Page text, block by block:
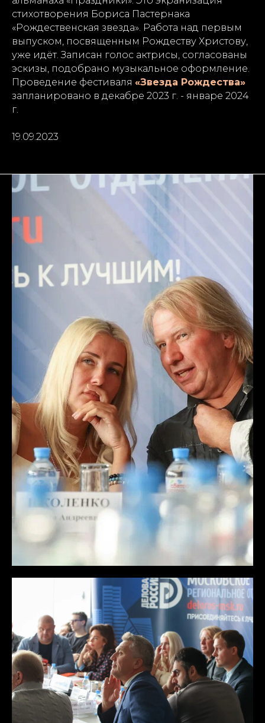
стихотворения Бориса Пастернака
«Рождественская звезда». Работа над первым
выпуском, посвященным Рождеству Христову,
уже идёт. Записан голос актрисы, согласованы
эскизы, подобрано музыкальное оформление.
Проведение фестиваля «Звезда Рождества»
запланировано в декабре 2023 г. - январе 2024
г.
19.09.2023